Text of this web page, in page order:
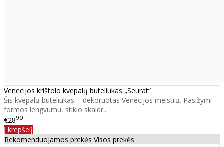
Venecijos krištolo kvepalų buteliukas „Seurat“
Šis kvepalų buteliukas - dekoruotas Venecijos meistrų. Pasižymi
formos lengvumu, stiklo skaidr..
€2890
Į krepšelį
Rekomenduojamos prekės Visos prekės